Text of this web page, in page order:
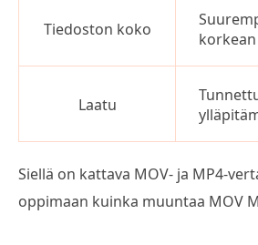
Tiedoston koko
Laatu
Siellä on kattava MOV- ja MP4-
oppimaan kuinka muuntaa MOV